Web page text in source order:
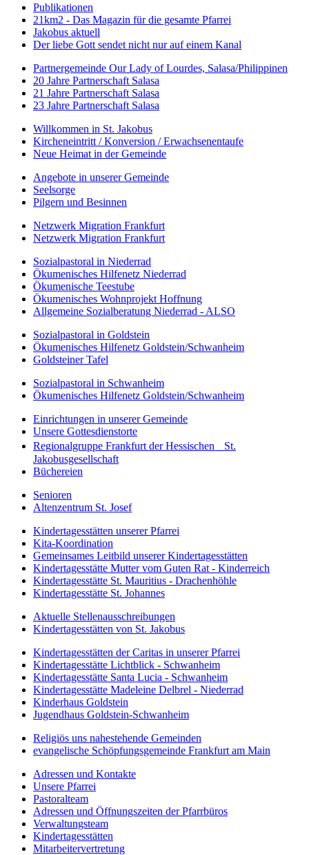
Publikationen
21km2 - Das Magazin für die gesamte Pfarrei
Jakobus aktuell
Der liebe Gott sendet nicht nur auf einem Kanal
Partnergemeinde Our Lady of Lourdes, Salasa/Philippinen
20 Jahre Partnerschaft Salasa
21 Jahre Partnerschaft Salasa
23 Jahre Partnerschaft Salasa
Willkommen in St. Jakobus
Kircheneintritt / Konversion / Erwachsenentaufe
Neue Heimat in der Gemeinde
Angebote in unserer Gemeinde
Seelsorge
Pilgern und Besinnen
Netzwerk Migration Frankfurt
Netzwerk Migration Frankfurt
Sozialpastoral in Niederrad
Ökumenisches Hilfenetz Niederrad
Ökumenische Teestube
Ökumenisches Wohnprojekt Hoffnung
Allgemeine Sozialberatung Niederrad - ALSO
Sozialpastoral in Goldstein
Ökumenisches Hilfenetz Goldstein/Schwanheim
Goldsteiner Tafel
Sozialpastoral in Schwanheim
Ökumenisches Hilfenetz Goldstein/Schwanheim
Einrichtungen in unserer Gemeinde
Unsere Gottesdienstorte
Regionalgruppe Frankfurt der Hessischen St.
Jakobusgesellschaft
Büchereien
Senioren
Altenzentrum St. Josef
Kindertagesstätten unserer Pfarrei
Kita-Koordination
Gemeinsames Leitbild unserer Kindertagesstätten
Kindertagesstätte Mutter vom Guten Rat - Kinderreich
Kindertagesstätte St. Mauritius - Drachenhöhle
Kindertagesstätte St. Johannes
Aktuelle Stellenausschreibungen
Kindertagesstätten von St. Jakobus
Kindertagesstätten der Caritas in unserer Pfarrei
Kindertagesstätte Lichtblick - Schwanheim
Kindertagesstätte Santa Lucia - Schwanheim
Kindertagesstätte Madeleine Delbrel - Niederrad
Kinderhaus Goldstein
Jugendhaus Goldstein-Schwanheim
Religiös uns nahestehende Gemeinden
evangelische Schöpfungsgemeinde Frankfurt am Main
Adressen und Kontakte
Unsere Pfarrei
Pastoralteam
Adressen und Öffnungszeiten der Pfarrbüros
Verwaltungsteam
Kindertagesstätten
Mitarbeitervertretung